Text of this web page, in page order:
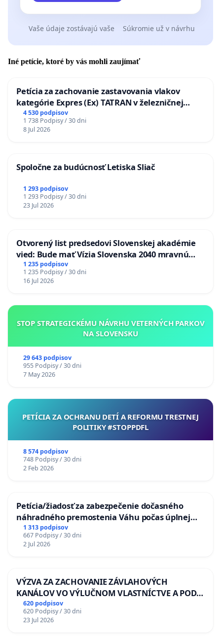
Vaše údaje zostávajú vaše Súkromie už v návrhu
Iné petície, ktoré by vás mohli zaujímať
Petícia za zachovanie zastavovania vlakov
kategórie Expres (Ex) TATRAN v železničnej
stanici Púchov
4 530 podpisov
1 738 Podpisy / 30 dni
8 Jul 2026
Spoločne za budúcnosť Letiska Sliač
1 293 podpisov
1 293 Podpisy / 30 dni
23 Jul 2026
Otvorený list predsedovi Slovenskej akadémie
vied: Bude mať Vízia Slovenska 2040 mravnú
chrbticu?
1 235 podpisov
1 235 Podpisy / 30 dni
16 Jul 2026
STOP STRATEGICKÉMU NÁVRHU VETERNÝCH PARKOV
NA SLOVENSKU
29 643 podpisov
955 Podpisy / 30 dni
7 May 2026
PETÍCIA ZA OCHRANU DETÍ A REFORMU TRESTNEJ
POLITIKY #STOPPDFL
8 574 podpisov
748 Podpisy / 30 dni
2 Feb 2026
Petícia/žiadosť za zabezpečenie dočasného
náhradného premostenia Váhu počas úplnej
uzávery Vážskeho mosta v Komárne
1 313 podpisov
667 Podpisy / 30 dni
2 Jul 2026
VÝZVA ZA ZACHOVANIE ZÁVLAHOVÝCH
KANÁLOV VO VÝLUČNOM VLASTNÍCTVE A POD
KONTROLOU SLOVENSKEJ REPUBLIKY & žiadosť
na riešenie zanedbaného stavu závlahových a
odvodňovacích kanálov na Slovensku
620 podpisov
620 Podpisy / 30 dni
23 Jul 2026